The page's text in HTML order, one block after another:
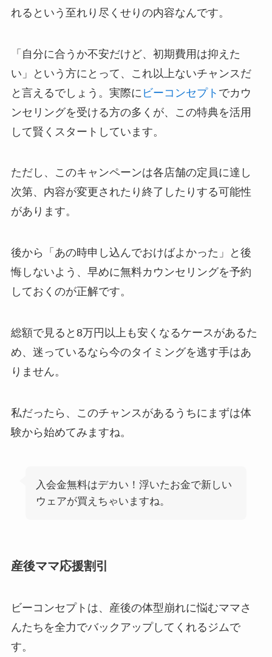
れるという至れり尽くせりの内容なんです。
「自分に合うか不安だけど、初期費用は抑えた
い」という方にとって、これ以上ないチャンスだ
と言えるでしょう。実際に ビーコンセプト でカウ
ンセリングを受ける方の多くが、この特典を活用
して賢くスタートしています。
ただし、このキャンペーンは各店舗の定員に達し
次第、内容が変更されたり終了したりする可能性
があります。
後から「あの時申し込んでおけばよかった」と後
悔しないよう、早めに無料カウンセリングを予約
しておくのが正解です。
総額で見ると8万円以上も安くなるケースがあるた
め、迷っているなら今のタイミングを逃す手はあ
りません。
私だったら、このチャンスがあるうちにまずは体
験から始めてみますね。
入会金無料はデカい！浮いたお金で新しい
ウェアが買えちゃいますね。
産後ママ応援割引
ビーコンセプトは、産後の体型崩れに悩むママさ
んたちを全力でバックアップしてくれるジムで
す。